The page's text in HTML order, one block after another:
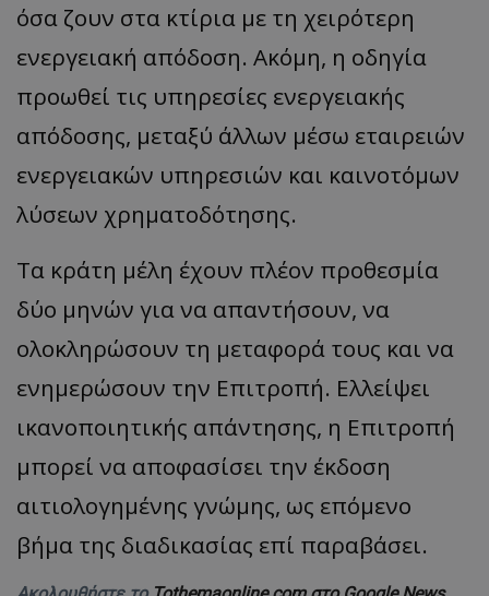
όσα ζουν στα κτίρια με τη χειρότερη
ενεργειακή απόδοση. Ακόμη, η οδηγία
προωθεί τις υπηρεσίες ενεργειακής
απόδοσης, μεταξύ άλλων μέσω εταιρειών
ενεργειακών υπηρεσιών και καινοτόμων
λύσεων χρηματοδότησης.
Τα κράτη μέλη έχουν πλέον προθεσμία
δύο μηνών για να απαντήσουν, να
ολοκληρώσουν τη μεταφορά τους και να
ενημερώσουν την Επιτροπή. Ελλείψει
ικανοποιητικής απάντησης, η Επιτροπή
μπορεί να αποφασίσει την έκδοση
αιτιολογημένης γνώμης, ως επόμενο
βήμα της διαδικασίας επί παραβάσει.